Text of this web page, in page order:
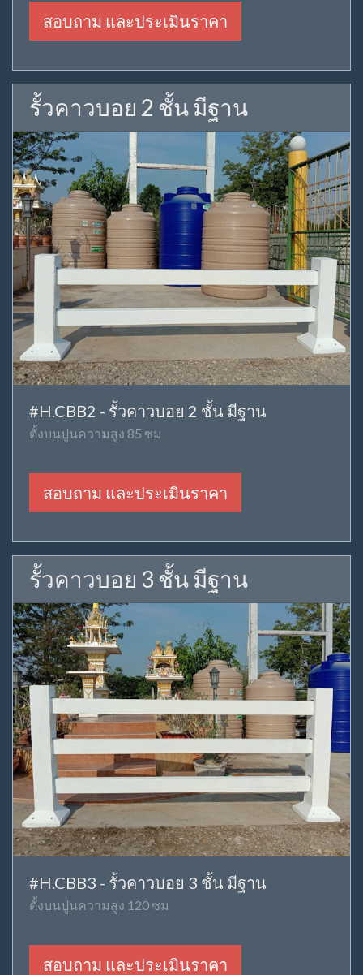
สอบถาม และประเมินราคา
รั้วคาวบอย 2 ชั้น มีฐาน
#H.CBB2 - รั้วคาวบอย 2 ชั้น มีฐาน
ตั้งบนปูนความสูง 85 ซม
สอบถาม และประเมินราคา
รั้วคาวบอย 3 ชั้น มีฐาน
#H.CBB3 - รั้วคาวบอย 3 ชั้น มีฐาน
ตั้งบนปูนความสูง 120 ซม
สอบถาม และประเมินราคา